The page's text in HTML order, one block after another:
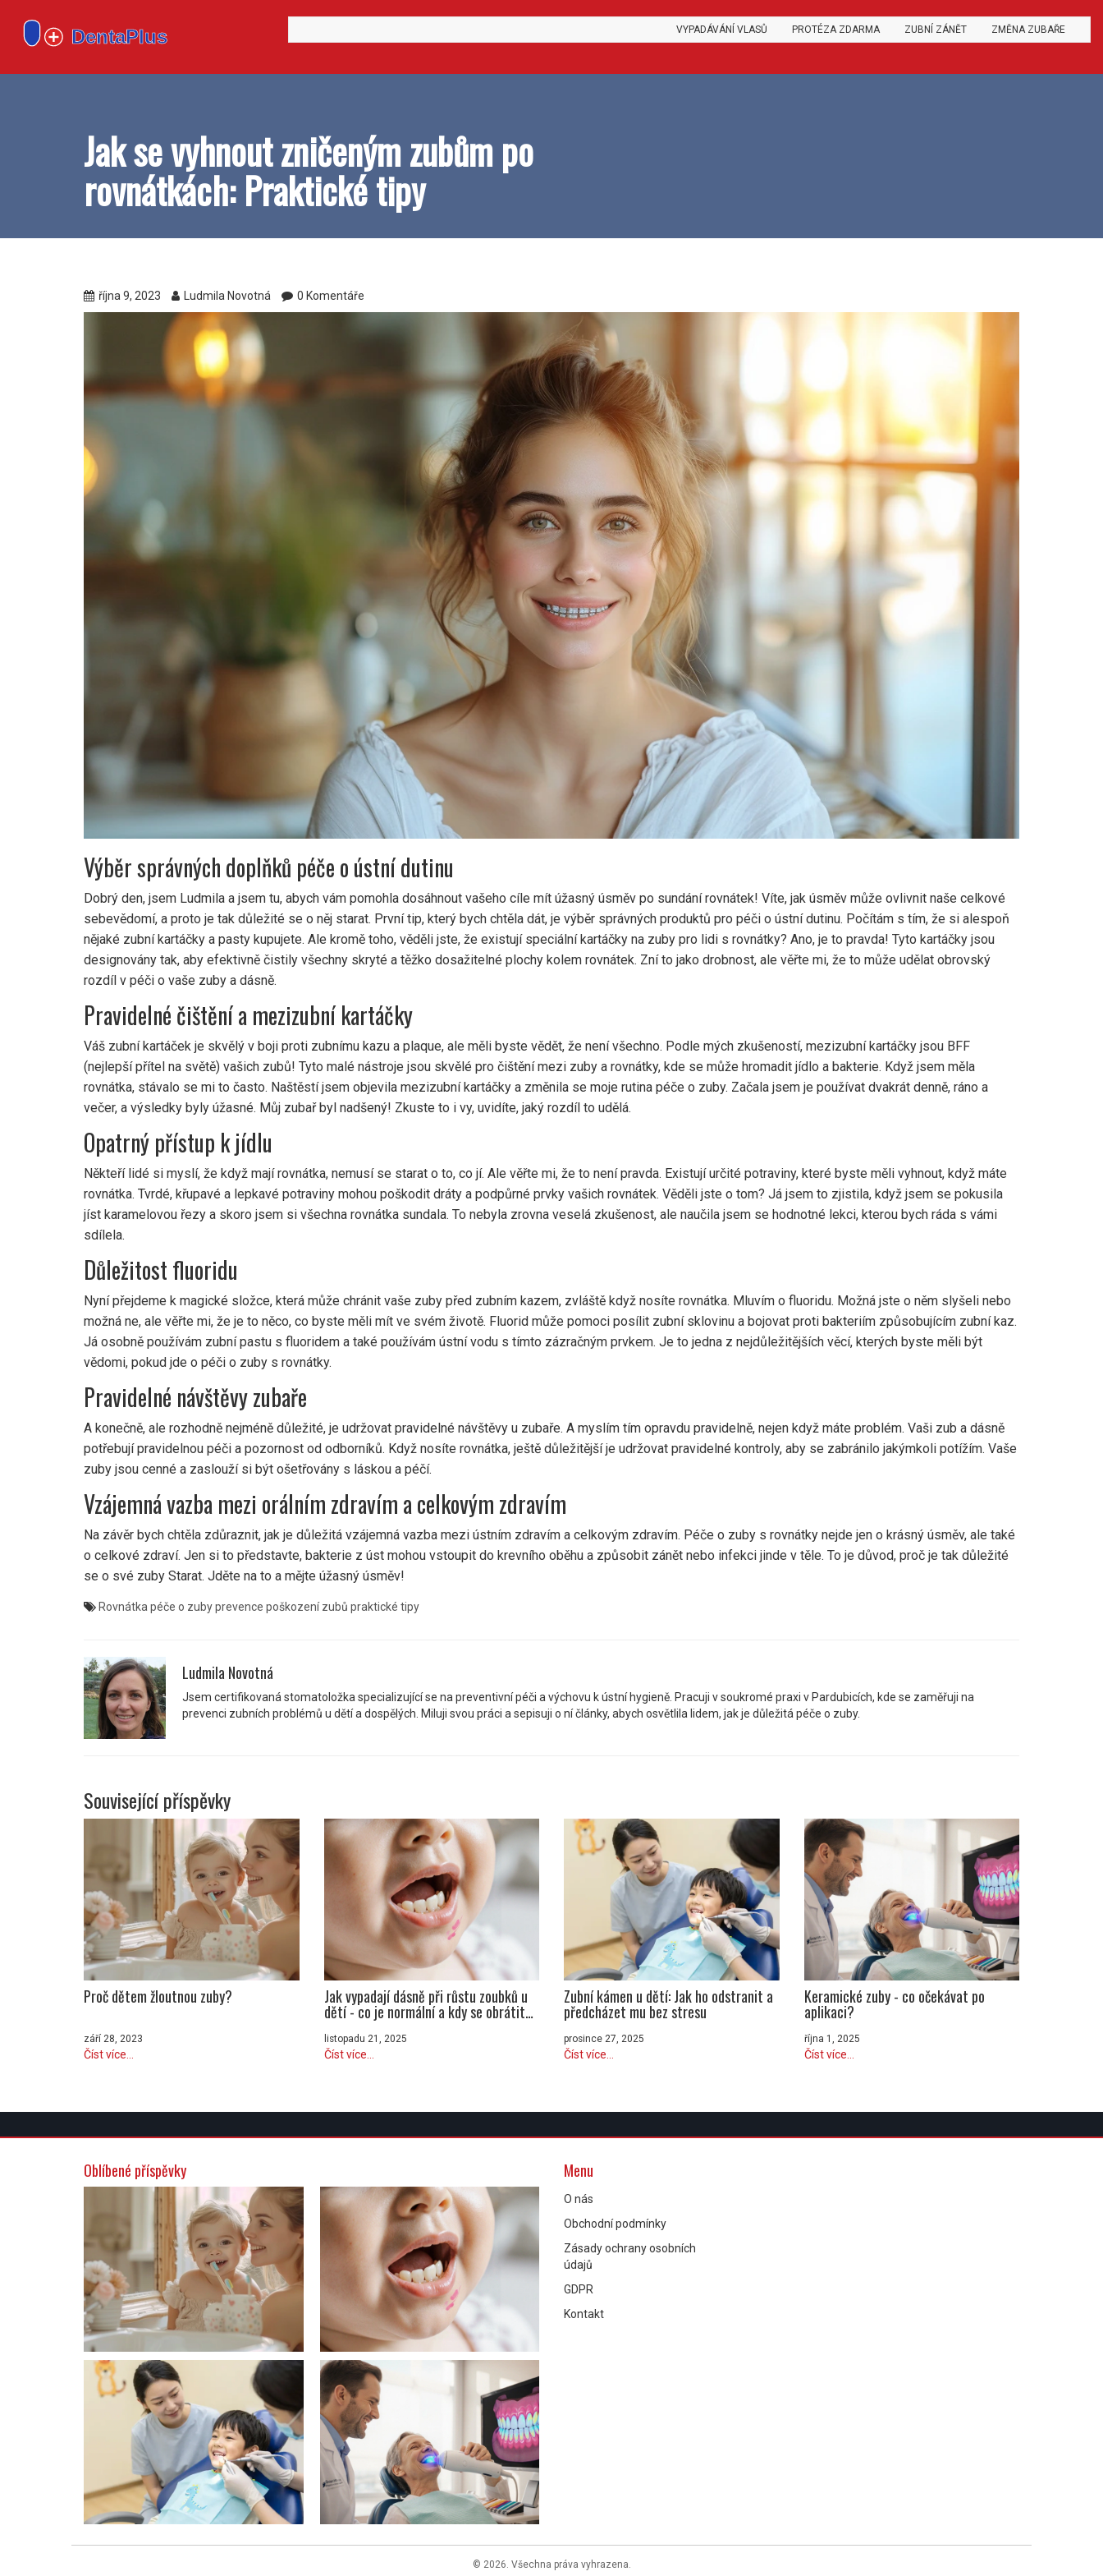
VYPADÁVÁNÍ VLASŮ PROTÉZA ZDARMA ZUBNÍ ZÁNĚT ZMĚNA ZUBAŘE
Jak se vyhnout zničeným zubům po
rovnátkách: Praktické tipy
října 9, 2023 Ludmila Novotná 0 Komentáře
Výběr správných doplňků péče o ústní dutinu
Dobrý den, jsem Ludmila a jsem tu, abych vám pomohla dosáhnout vašeho cíle mít úžasný úsměv po sundání rovnátek! Víte, jak úsměv může ovlivnit naše celkové
sebevědomí, a proto je tak důležité se o něj starat. První tip, který bych chtěla dát, je výběr správných produktů pro péči o ústní dutinu. Počítám s tím, že si alespoň
nějaké zubní kartáčky a pasty kupujete. Ale kromě toho, věděli jste, že existují speciální kartáčky na zuby pro lidi s rovnátky? Ano, je to pravda! Tyto kartáčky jsou
designovány tak, aby efektivně čistily všechny skryté a těžko dosažitelné plochy kolem rovnátek. Zní to jako drobnost, ale věřte mi, že to může udělat obrovský
rozdíl v péči o vaše zuby a dásně.
Pravidelné čištění a mezizubní kartáčky
Váš zubní kartáček je skvělý v boji proti zubnímu kazu a plaque, ale měli byste vědět, že není všechno. Podle mých zkušeností, mezizubní kartáčky jsou BFF
(nejlepší přítel na světě) vašich zubů! Tyto malé nástroje jsou skvělé pro čištění mezi zuby a rovnátky, kde se může hromadit jídlo a bakterie. Když jsem měla
rovnátka, stávalo se mi to často. Naštěstí jsem objevila mezizubní kartáčky a změnila se moje rutina péče o zuby. Začala jsem je používat dvakrát denně, ráno a
večer, a výsledky byly úžasné. Můj zubař byl nadšený! Zkuste to i vy, uvidíte, jaký rozdíl to udělá.
Opatrný přístup k jídlu
Někteří lidé si myslí, že když mají rovnátka, nemusí se starat o to, co jí. Ale věřte mi, že to není pravda. Existují určité potraviny, které byste měli vyhnout, když máte
rovnátka. Tvrdé, křupavé a lepkavé potraviny mohou poškodit dráty a podpůrné prvky vašich rovnátek. Věděli jste o tom? Já jsem to zjistila, když jsem se pokusila
jíst karamelovou řezy a skoro jsem si všechna rovnátka sundala. To nebyla zrovna veselá zkušenost, ale naučila jsem se hodnotné lekci, kterou bych ráda s vámi
sdílela.
Důležitost fluoridu
Nyní přejdeme k magické složce, která může chránit vaše zuby před zubním kazem, zvláště když nosíte rovnátka. Mluvím o fluoridu. Možná jste o něm slyšeli nebo
možná ne, ale věřte mi, že je to něco, co byste měli mít ve svém životě. Fluorid může pomoci posílit zubní sklovinu a bojovat proti bakteriím způsobujícím zubní kaz.
Já osobně používám zubní pastu s fluoridem a také používám ústní vodu s tímto zázračným prvkem. Je to jedna z nejdůležitějších věcí, kterých byste měli být
vědomi, pokud jde o péči o zuby s rovnátky.
Pravidelné návštěvy zubaře
A konečně, ale rozhodně nejméně důležité, je udržovat pravidelné návštěvy u zubaře. A myslím tím opravdu pravidelně, nejen když máte problém. Vaši zub a dásně
potřebují pravidelnou péči a pozornost od odborníků. Když nosíte rovnátka, ještě důležitější je udržovat pravidelné kontroly, aby se zabránilo jakýmkoli potížím. Vaše
zuby jsou cenné a zaslouží si být ošetřovány s láskou a péčí.
Vzájemná vazba mezi orálním zdravím a celkovým zdravím
Na závěr bych chtěla zdůraznit, jak je důležitá vzájemná vazba mezi ústním zdravím a celkovým zdravím. Péče o zuby s rovnátky nejde jen o krásný úsměv, ale také
o celkové zdraví. Jen si to představte, bakterie z úst mohou vstoupit do krevního oběhu a způsobit zánět nebo infekci jinde v těle. To je důvod, proč je tak důležité
se o své zuby Starat. Jděte na to a mějte úžasný úsměv!
Rovnátkapéče o zubyprevence poškození zubů praktické tipy
Ludmila Novotná
Jsem certifikovaná stomatoložka specializující se na preventivní péči a výchovu k ústní hygieně. Pracuji v soukromé praxi v Pardubicích, kde se zaměřuji na
prevenci zubních problémů u dětí a dospělých. Miluji svou práci a sepisuji o ní články, abych osvětlila lidem, jak je důležitá péče o zuby.
Související příspěvky
Proč dětem žloutnou zuby?
září 28, 2023
Číst více...
Jak vypadají dásně při růstu zoubků u
dětí - co je normální a kdy se obrátit
na lékaře
listopadu 21, 2025
Číst více...
Zubní kámen u dětí: Jak ho odstranit a
předcházet mu bez stresu
prosince 27, 2025
Číst více...
Keramické zuby - co očekávat po
aplikaci?
října 1, 2025
Číst více...
Oblíbené příspěvky Menu
O nás
Obchodní podmínky
Zásady ochrany osobních
údajů
GDPR
Kontakt
© 2026. Všechna práva vyhrazena.